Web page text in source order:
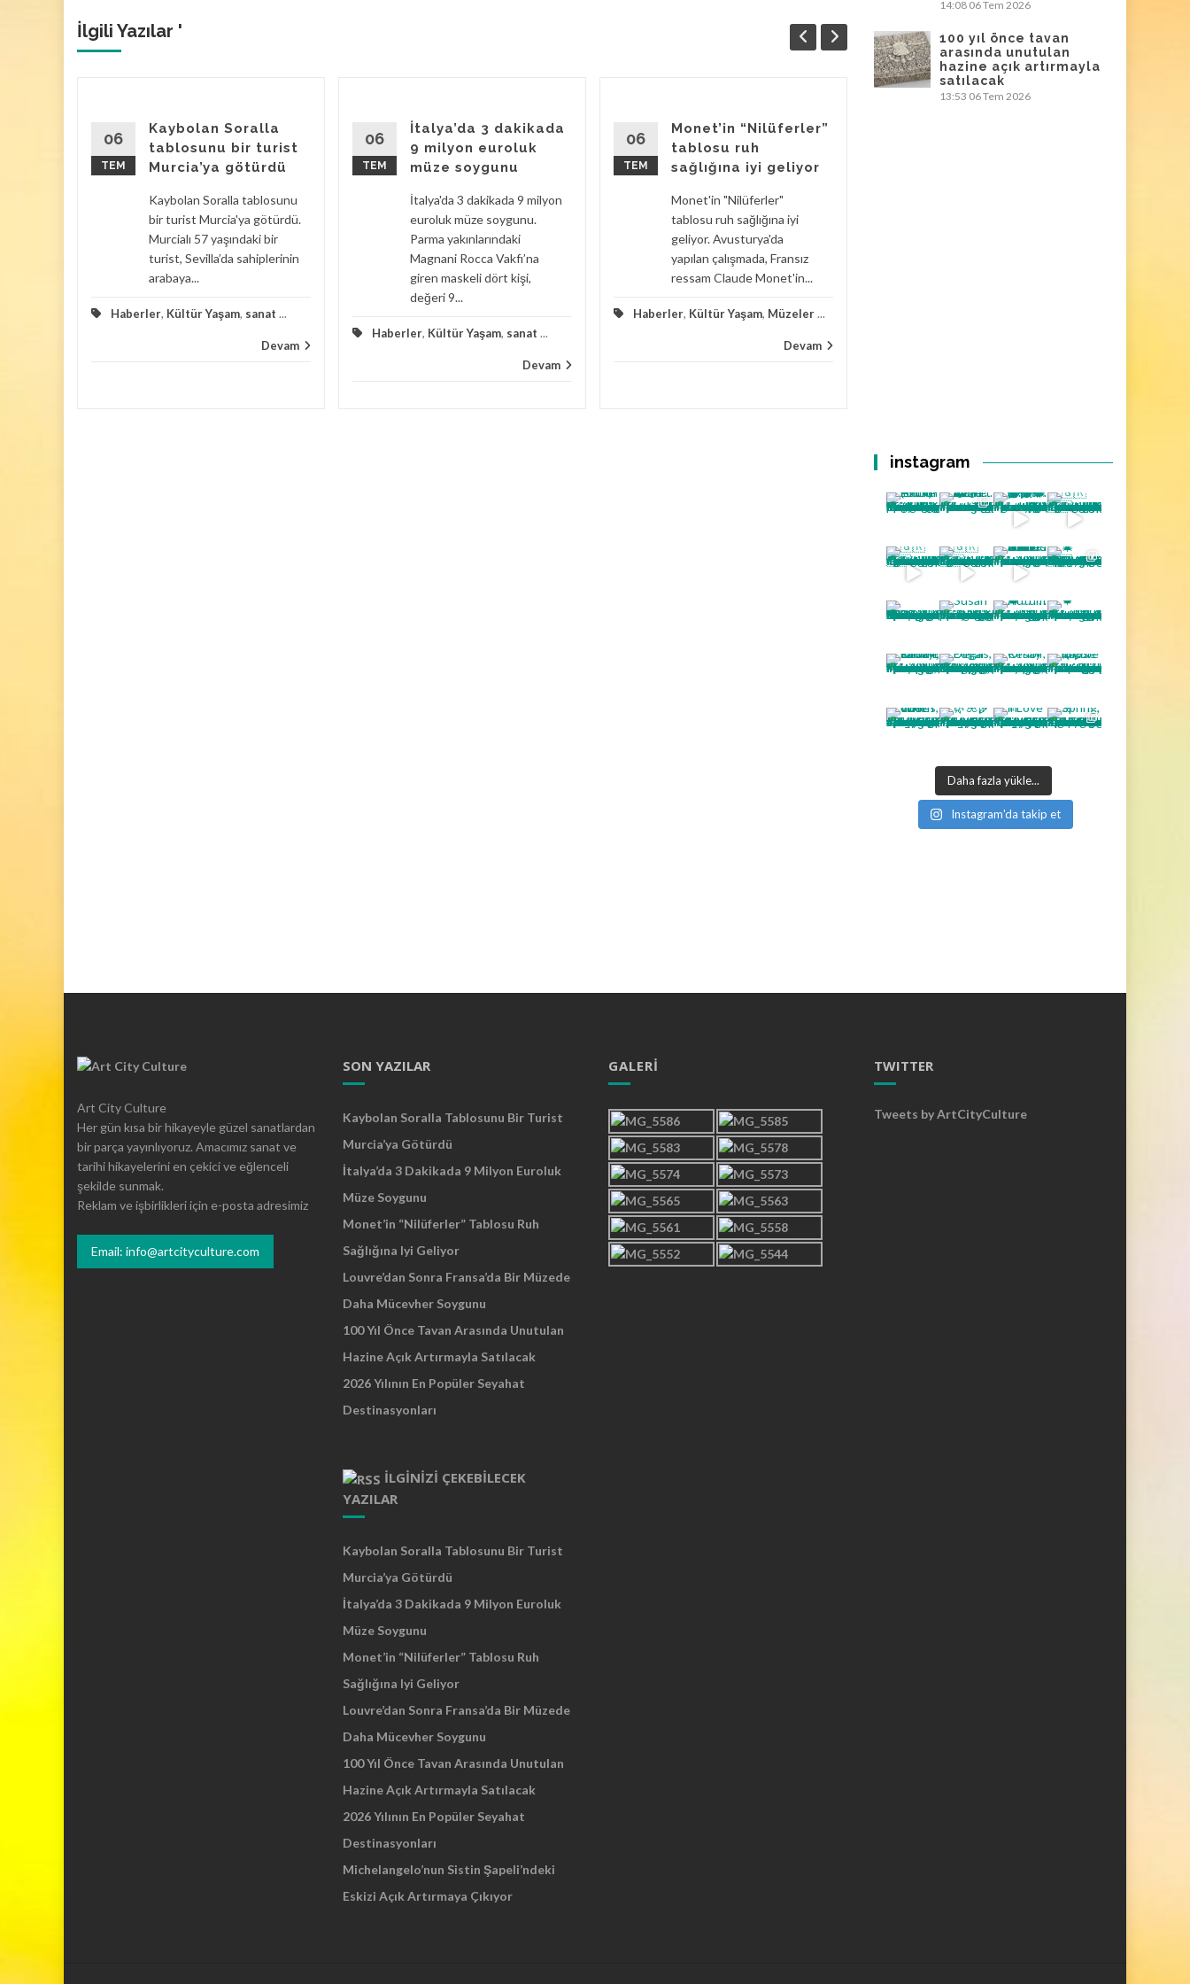
İlgili Yazılar '
06
TEM
Kaybolan Soralla
tablosunu bir turist
Murcia’ya götürdü
Kaybolan Soralla tablosunu
bir turist Murcia'ya götürdü.
Murcialı 57 yaşındaki bir
turist, Sevilla’da sahiplerinin
arabaya...
Haberler, Kültür Yaşam, sanat ...
Devam
06
TEM
İtalya’da 3 dakikada
9 milyon euroluk
müze soygunu
İtalya'da 3 dakikada 9 milyon
euroluk müze soygunu.
Parma yakınlarındaki
Magnani Rocca Vakfı’na
giren maskeli dört kişi,
değeri 9...
Haberler, Kültür Yaşam, sanat ...
Devam
06
TEM
Monet’in “Nilüferler”
tablosu ruh
sağlığına iyi geliyor
Monet'in "Nilüferler"
tablosu ruh sağlığına iyi
geliyor. Avusturya'da
yapılan çalışmada, Fransız
ressam Claude Monet'in...
Haberler, Kültür Yaşam, Müzeler...
Devam
14:08 06 Tem 2026
100 yıl önce tavan
arasında unutulan
hazine açık artırmayla
satılacak
13:53 06 Tem 2026
instagram
Daha fazla yükle...
Instagram'da takip et
Art City Culture
Her gün kısa bir hikayeyle güzel sanatlardan
bir parça yayınlıyoruz. Amacımız sanat ve
tarihi hikayelerini en çekici ve eğlenceli
şekilde sunmak.
Reklam ve işbirlikleri için e-posta adresimiz
Email: info@artcityculture.com
SON YAZILAR
Kaybolan Soralla Tablosunu Bir Turist
Murcia’ya Götürdü
İtalya’da 3 Dakikada 9 Milyon Euroluk
Müze Soygunu
Monet’in “Nilüferler” Tablosu Ruh
Sağlığına Iyi Geliyor
Louvre’dan Sonra Fransa’da Bir Müzede
Daha Mücevher Soygunu
100 Yıl Önce Tavan Arasında Unutulan
Hazine Açık Artırmayla Satılacak
2026 Yılının En Popüler Seyahat
Destinasyonları
İLGINIZI ÇEKEBILECEK
YAZILAR
Kaybolan Soralla Tablosunu Bir Turist
Murcia’ya Götürdü
İtalya’da 3 Dakikada 9 Milyon Euroluk
Müze Soygunu
Monet’in “Nilüferler” Tablosu Ruh
Sağlığına Iyi Geliyor
Louvre’dan Sonra Fransa’da Bir Müzede
Daha Mücevher Soygunu
100 Yıl Önce Tavan Arasında Unutulan
Hazine Açık Artırmayla Satılacak
2026 Yılının En Popüler Seyahat
Destinasyonları
Michelangelo’nun Sistin Şapeli’ndeki
Eskizi Açık Artırmaya Çıkıyor
GALERI TWITTER
Tweets by ArtCityCulture